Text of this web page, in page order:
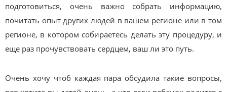
подготовиться, очень важно собрать информацию,
почитать опыт других людей в вашем регионе или в том
регионе, в котором собираетесь делать эту процедуру, и
еще раз прочувствовать сердцем, ваш ли это путь.
Очень хочу чтоб каждая пара обсудила такие вопросы,